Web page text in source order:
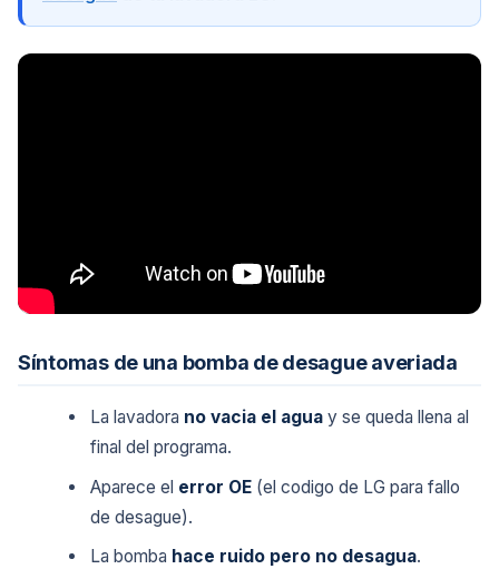
Síntomas de una bomba de desague averiada
La lavadora no vacia el agua y se queda llena al
final del programa.
Aparece el error OE (el codigo de LG para fallo
de desague).
La bomba hace ruido pero no desagua.